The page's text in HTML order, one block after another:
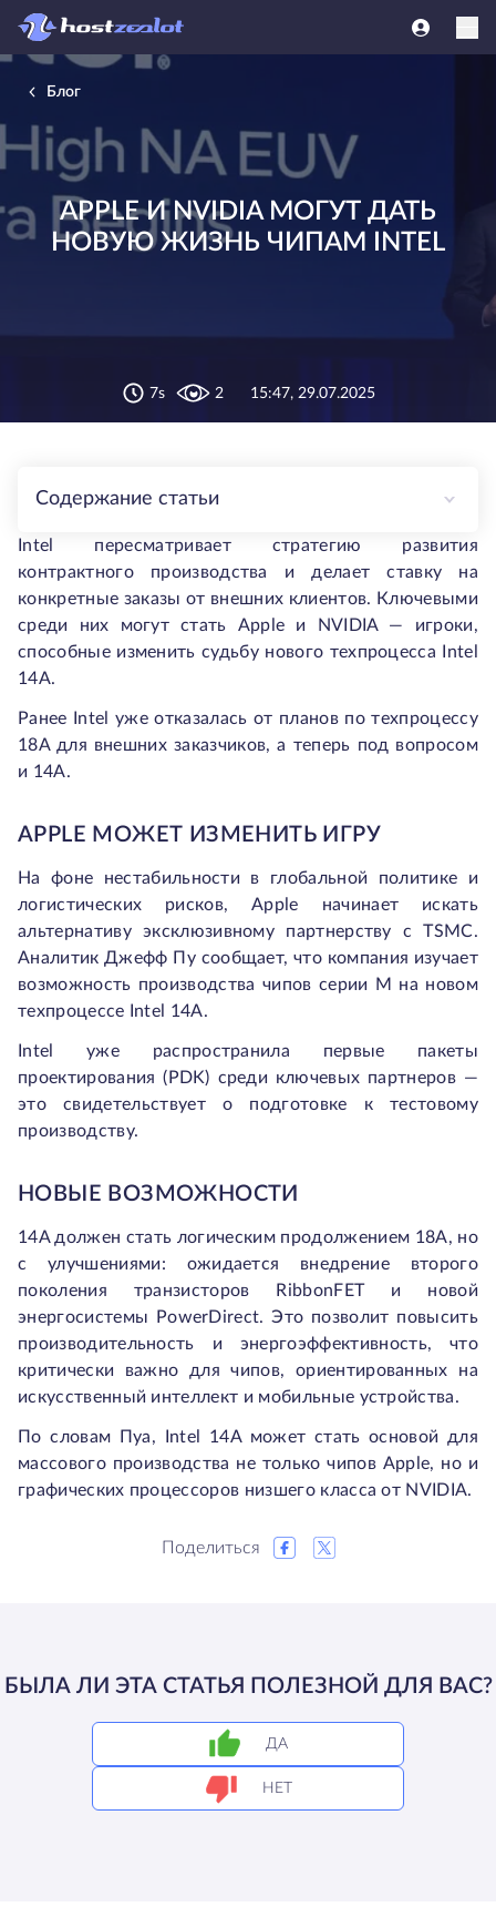
Блог
APPLE И NVIDIA МОГУТ ДАТЬ
НОВУЮ ЖИЗНЬ ЧИПАМ INTEL
7s 2 15:47, 29.07.2025
Содержание статьи
Intel пересматривает стратегию развития
контрактного производства и делает ставку на
конкретные заказы от внешних клиентов. Ключевыми
среди них могут стать Apple и NVIDIA — игроки,
способные изменить судьбу нового техпроцесса Intel
14A.
Ранее Intel уже отказалась от планов по техпроцессу
18A для внешних заказчиков, а теперь под вопросом
и 14A.
APPLE МОЖЕТ ИЗМЕНИТЬ ИГРУ
На фоне нестабильности в глобальной политике и
логистических рисков, Apple начинает искать
альтернативу эксклюзивному партнерству с TSMC.
Аналитик Джефф Пу сообщает, что компания изучает
возможность производства чипов серии M на новом
техпроцессе Intel 14A.
Intel уже распространила первые пакеты
проектирования (PDK) среди ключевых партнеров —
это свидетельствует о подготовке к тестовому
производству.
НОВЫЕ ВОЗМОЖНОСТИ
14A должен стать логическим продолжением 18A, но
с улучшениями: ожидается внедрение второго
поколения транзисторов RibbonFET и новой
энергосистемы PowerDirect. Это позволит повысить
производительность и энергоэффективность, что
критически важно для чипов, ориентированных на
искусственный интеллект и мобильные устройства.
По словам Пуа, Intel 14A может стать основой для
массового производства не только чипов Apple, но и
графических процессоров низшего класса от NVIDIA.
Поделиться
БЫЛА ЛИ ЭТА СТАТЬЯ ПОЛЕЗНОЙ ДЛЯ ВАС?
ДА
НЕТ